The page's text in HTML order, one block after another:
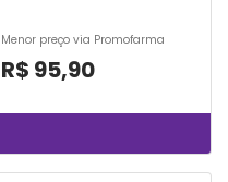
Menor preço via Promofarma
R$ 95,90